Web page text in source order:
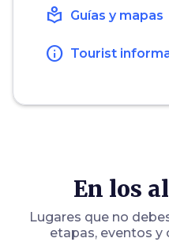
local_library Guías y mapas
info Tourist
En los
Lugares que no
etapas, eventos y